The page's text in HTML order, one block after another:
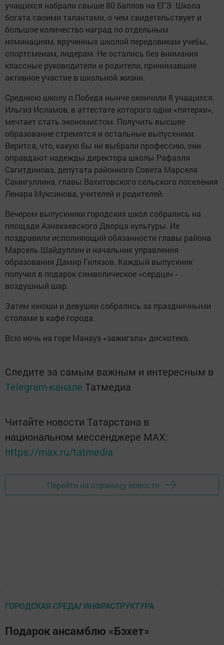
учащихся набрали свыше 80 баллов на ЕГЭ. Школа
богата своими талантами, о чем свидетельствует и
большое количество наград по отдельным
номинациям, врученных школой передовикам учебы,
спортсменам, лидерам. Не остались без внимания
классные руководители и родители, принимавшие
активное участие в школьной жизни.
Среднюю школу п.Победа нынче окончили 8 учащихся.
Ильгиз Исламов, в аттестате которого одни «пятерки»,
мечтает стать экономистом. Получить высшее
образование стремятся и остальные выпускники.
Верится, что, какую бы ни выбрали профессию, они
оправдают надежды директора школы Рафаэля
Сагитдинова, депутата районного Совета Марселя
Самигуллина, главы Вахитовского сельского поселения
Ленара Муксинова, учителей и родителей.
Вечером выпускники городских школ собрались на
площади Азнакаевского Дворца культуры. Их
поздравили исполняющий обязанности главы района
Марсель Шайдуллин и начальник управления
образования Дамир Гилязов. Каждый выпускник
получил в подарок символическое «сердце» -
воздушный шар.
Затем юноши и девушки собрались за праздничными
столами в кафе города.
Всю ночь на горе Манауз «зажигала» дискотека.
Следите за самым важным и интересным в
Telegram-канале Татмедиа
Читайте новости Татарстана в
национальном мессенджере MАХ:
https://max.ru/tatmedia
Перейти на страницу новости
ГОРОДСКАЯ СРЕДА/ ИНФРАСТРУКТУРА
Подарок ансамблю «Бэхет»